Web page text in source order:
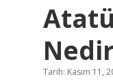
Tarih: Kasım 11,